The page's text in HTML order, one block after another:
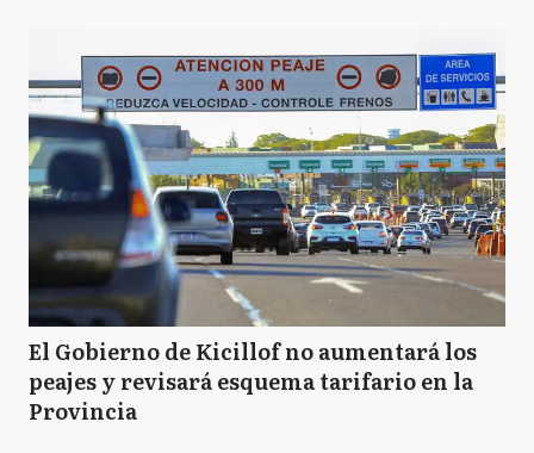
El Gobierno de Kicillof no aumentará los
peajes y revisará esquema tarifario en la
Provincia